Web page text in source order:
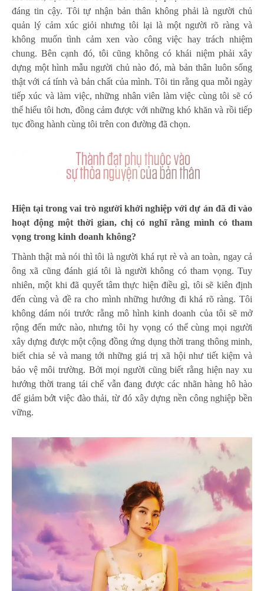
đáng tin cậy. Tôi tự nhận bản thân không phải là người chủ
quản lý cảm xúc giỏi nhưng tôi lại là một người rõ ràng và
không muốn tình cảm xen vào công việc hay trách nhiệm
chung. Bên cạnh đó, tôi cũng không có khái niệm phải xây
dựng một hình mẫu người chủ nào đó, mà bản thân luôn sống
thật với cá tính và bản chất của mình. Tôi tin rằng qua mỗi ngày
tiếp xúc và làm việc, những nhân viên làm việc cùng tôi sẽ có
thể hiểu tôi hơn, đồng cảm được với những khó khăn và rồi tiếp
tục đồng hành cùng tôi trên con đường đã chọn.
Hiện tại trong vai trò người khởi nghiệp với dự án đã đi vào
hoạt động một thời gian, chị có nghĩ rằng mình có tham
vọng trong kinh doanh không?
Thành thật mà nói thì tôi là người khá rụt rè và an toàn, ngay cả
ông xã cũng đánh giá tôi là người không có tham vọng. Tuy
nhiên, một khi đã quyết tâm thực hiện điều gì, tôi sẽ kiên định
đến cùng và đề ra cho mình những hướng đi khá rõ ràng. Tôi
không dám nói trước rằng mô hình kinh doanh của tôi sẽ mở
rộng đến mức nào, nhưng tôi hy vọng có thể cùng mọi người
xây dựng được một cộng đồng ứng dụng thời trang thông minh,
biết chia sẻ và mang tới những giá trị xã hội như tiết kiệm và
bảo vệ môi trường. Bởi mọi người cũng biết rằng hiện nay xu
hướng thời trang tái chế vẫn đang được các nhãn hàng hô hào
để giảm bớt việc đào thải, từ đó xây dựng nền công nghiệp bền
vững.